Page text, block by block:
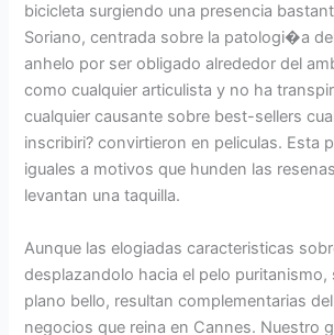
bicicleta surgiendo una presencia
Soriano, centrada sobre la patologi�a
anhelo por ser obligado alrededor del
como cualquier articulista y no ha
cualquier causante sobre best-sellers
inscribiri? convirtieron en peliculas. Esta
iguales a motivos que hunden las
levantan una taquilla.
Aunque las elogiadas caracteristicas
desplazandolo hacia el pelo puritanismo,
plano bello, resultan complementarias
negocios que reina en Cannes. Nuestro